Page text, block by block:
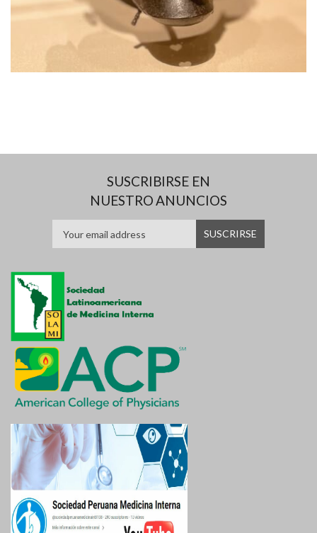
SUSCRIBIRSE EN
NUESTRO ANUNCIOS